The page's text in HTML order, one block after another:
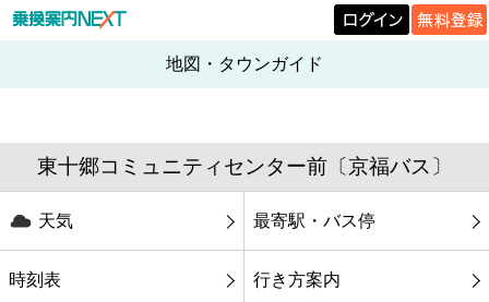
地図・タウンガイド
東十郷コミュニティセンター前〔京福バス〕
天気 最寄駅・バス停
時刻表 行き方案内